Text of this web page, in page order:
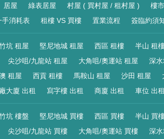
居屋 綠表居屋 村屋 ( 買村屋 / 租村屋 ) 樓
手消耗表 租樓 VS 買樓 置業流程 簽臨約須
坑 租屋 堅尼地城 租屋 西區 租樓 半山 租
尖沙咀/九龍站 租屋 大角咀/奧運站 租屋 深
租屋 西貢 租樓 馬鞍山 租屋 沙田 租屋
大廈 出租 寫字樓 出租 商廈 出租 車位 出租
坑 樓盤 堅尼地城 買樓 西區 買樓 半山 買
尖沙咀/九龍站 買樓 大角咀/奧運站 買樓 深